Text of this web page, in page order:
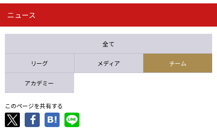
第16節 09/05 (土) 15:00
ニッパツ 石人の星
ニュース
全て
リーグ メディア チーム
アカデミー
このページを共有する